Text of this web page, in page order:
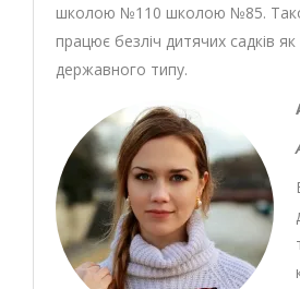
школою №110 школою №85.
працює безліч дитячих садків
державного типу.